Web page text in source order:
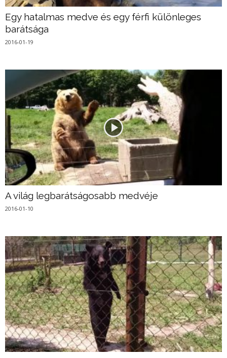
Egy hatalmas medve és egy férfi különleges
barátsága
2016-01-19
A világ legbarátságosabb medvéje
2016-01-10